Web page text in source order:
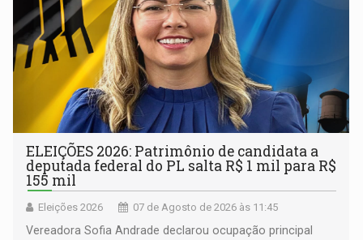
ELEIÇÕES 2026: Patrimônio de candidata a
deputada federal do PL salta R$ 1 mil para R$
155 mil
Eleições 2026 07 de Agosto de 2026 às 11:45
Vereadora Sofia Andrade declarou ocupação principal